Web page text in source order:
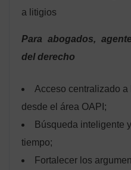
a litigios
Para abogados,
del derecho
Acceso centralizado
desde el área OAPI;
Búsqueda inteligente
tiempo;
Fortalecer los